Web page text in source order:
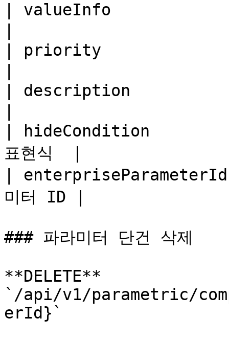
| valueInfo
| priority              |
| description
| hideCondition
표현식  |
|
미터 ID |
### 파라미터 단건 삭제
**DELETE**
`/api/v1/parametric/
erId}`